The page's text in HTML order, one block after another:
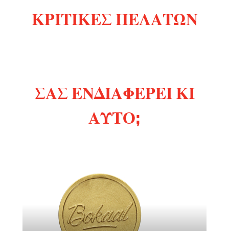
ΚΡΙΤΙΚΈΣ ΠΕΛΑΤΏΝ
ΣΑΣ ΕΝΔΙΑΦΈΡΕΙ ΚΙ
ΑΥΤΌ;